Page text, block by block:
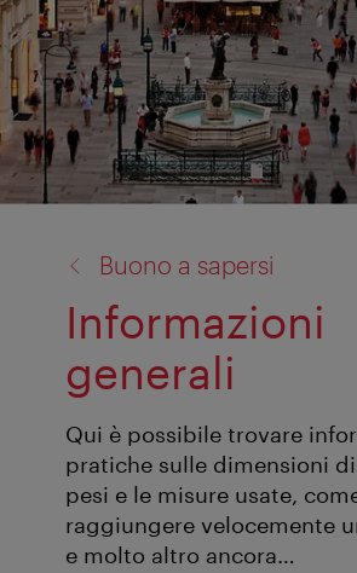
Buono a sapersi
Informazioni
generali
Qui è possibile trovare
pratiche sulle dimensioni
pesi e le misure usate,
raggiungere velocemente
e molto altro ancora…